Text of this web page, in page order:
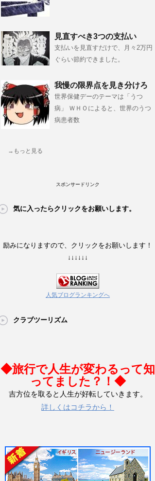
見直すべき3つの支払い
支払いを見直すだけで、月々2万円
ぐらい節約できました。
我慢の限界点を見き分けろ
世界保健デーのテーマは「うつ
病」 ＷＨＯによると、世界のうつ
病患者数
→もっと見る
スポンサードリンク
気に入ったらクリックをお願いします。
励みになりますので、クリックをお願いします！
↓↓↓↓↓↓
人気ブログランキングへ
クラブツーリズム
◆旅行で人生が変わるって知
ってました？！◆
吉方位を取ると人生が好転していきます。
詳しくはコチラから！